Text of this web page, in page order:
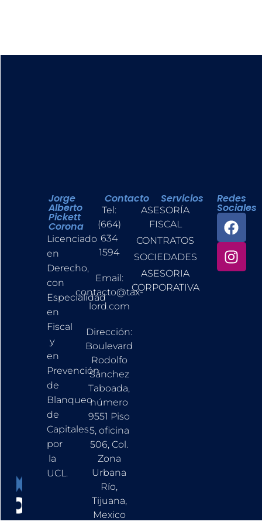
Jorge
Alberto
Pickett
Corona
Licenciado
en
Derecho,
con
Especialidad
en
Fiscal
y
en
Prevención
de
Blanqueo
de
Capitales
por
la
UCL.
Contacto
Tel:
(664)
634
1594
Email:
contacto@tax-
lord.com
Dirección:
Boulevard
Rodolfo
Sánchez
Taboada,
número
9551 Piso
5, oficina
506, Col.
Zona
Urbana
Río,
Tijuana,
Mexico
Servicios
ASESORÍA
FISCAL
CONTRATOS
SOCIEDADES
ASESORIA
CORPORATIVA
Redes
Sociales